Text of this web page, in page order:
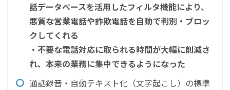
話データベースを活用したフィルタ機能により、
悪質な営業電話や詐欺電話を自動で判別・ブロッ
クしてくれる
・不要な電話対応に取られる時間が大幅に削減さ
れ、本来の業務に集中できるようになった
通話録音・自動テキスト化（文字起こし）の標準